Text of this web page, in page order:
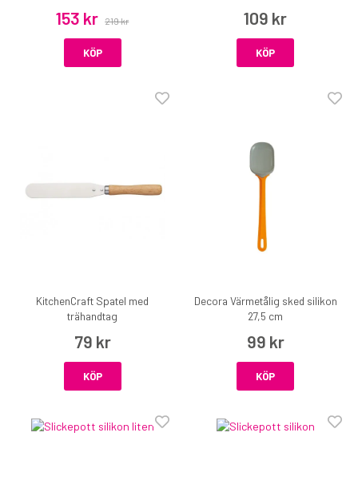
153 kr 219 kr
KÖP
109 kr
KÖP
KitchenCraft Spatel med
trähandtag
79 kr
KÖP
Decora Värmetålig sked silikon
27,5 cm
99 kr
KÖP